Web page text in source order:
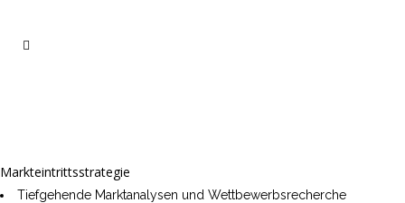
Markteintrittsstrategie
Tiefgehende Marktanalysen und Wettbewerbsrecherche